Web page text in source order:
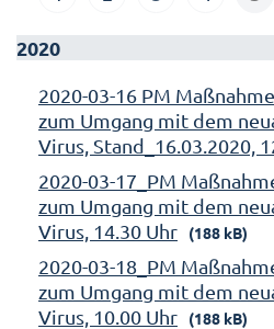
2020
2020-03-16 PM
zum Umgang mit dem
Virus, Stand_16.03.2020,
2020-03-17_PM
zum Umgang mit dem
Virus, 14.30 Uhr
(188 kB)
2020-03-18_PM
zum Umgang mit dem
Virus, 10.00 Uhr
(188 kB)